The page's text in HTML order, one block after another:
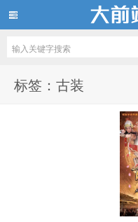
标签：古装